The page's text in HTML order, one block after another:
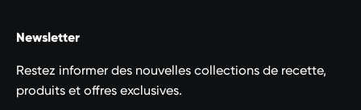
Newsletter
Restez informer des nouvelles collections de recette,
produits et offres exclusives.